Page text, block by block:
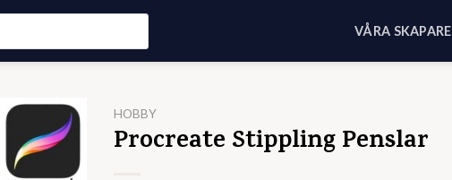
VÅRA SKAPARE
HOBBY
Procreate Stippling Penslar